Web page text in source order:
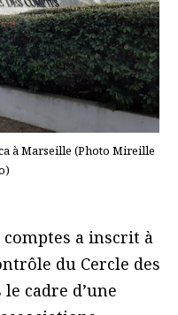
à Marseille (Photo Mireille
a inscrit à
du Cercle des
cadre d’une